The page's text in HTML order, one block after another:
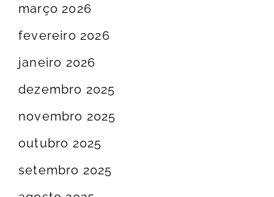
março 2026
fevereiro 2026
janeiro 2026
dezembro 2025
novembro 2025
outubro 2025
setembro 2025